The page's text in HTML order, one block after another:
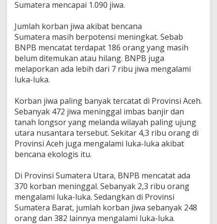
Sumatera mencapai 1.090 jiwa.
‎Jumlah korban jiwa akibat bencana
Sumatera masih berpotensi meningkat. Sebab
BNPB mencatat terdapat 186 orang yang masih
belum ditemukan atau hilang. BNPB juga
melaporkan ada lebih dari 7 ribu jiwa mengalami
luka-luka.
‎Korban jiwa paling banyak tercatat di Provinsi Aceh.
Sebanyak 472 jiwa meninggal imbas banjir dan
tanah longsor yang melanda wilayah paling ujung
utara nusantara tersebut. Sekitar 4,3 ribu orang di
Provinsi Aceh juga mengalami luka-luka akibat
bencana ekologis itu.
‎Di Provinsi Sumatera Utara, BNPB mencatat ada
370 korban meninggal. Sebanyak 2,3 ribu orang
mengalami luka-luka. Sedangkan di Provinsi
Sumatera Barat, jumlah korban jiwa sebanyak 248
orang dan 382 lainnya mengalami luka-luka.